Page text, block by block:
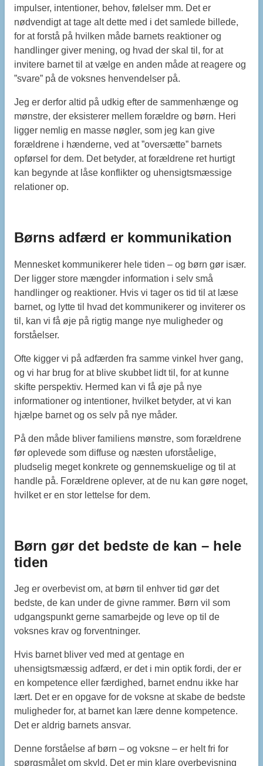
impulser, intentioner, behov, følelser mm. Det er
nødvendigt at tage alt dette med i det samlede billede,
for at forstå på hvilken måde barnets reaktioner og
handlinger giver mening, og hvad der skal til, for at
invitere barnet til at vælge en anden måde at reagere og
”svare” på de voksnes henvendelser på.
Jeg er derfor altid på udkig efter de sammenhænge og
mønstre, der eksisterer mellem forældre og børn. Heri
ligger nemlig en masse nøgler, som jeg kan give
forældrene i hænderne, ved at ”oversætte” barnets
opførsel for dem. Det betyder, at forældrene ret hurtigt
kan begynde at låse konflikter og uhensigtsmæssige
relationer op.
Børns adfærd er kommunikation
Mennesket kommunikerer hele tiden – og børn gør især.
Der ligger store mængder information i selv små
handlinger og reaktioner. Hvis vi tager os tid til at læse
barnet, og lytte til hvad det kommunikerer og inviterer os
til, kan vi få øje på rigtig mange nye muligheder og
forståelser.
Ofte kigger vi på adfærden fra samme vinkel hver gang,
og vi har brug for at blive skubbet lidt til, for at kunne
skifte perspektiv. Hermed kan vi få øje på nye
informationer og intentioner, hvilket betyder, at vi kan
hjælpe barnet og os selv på nye måder.
På den måde bliver familiens mønstre, som forældrene
før oplevede som diffuse og næsten uforståelige,
pludselig meget konkrete og gennemskuelige og til at
handle på. Forældrene oplever, at de nu kan gøre noget,
hvilket er en stor lettelse for dem.
Børn gør det bedste de kan – hele
tiden
Jeg er overbevist om, at børn til enhver tid gør det
bedste, de kan under de givne rammer. Børn vil som
udgangspunkt gerne samarbejde og leve op til de
voksnes krav og forventninger.
Hvis barnet bliver ved med at gentage en
uhensigtsmæssig adfærd, er det i min optik fordi, der er
en kompetence eller færdighed, barnet endnu ikke har
lært. Det er en opgave for de voksne at skabe de bedste
muligheder for, at barnet kan lære denne kompetence.
Det er aldrig barnets ansvar.
Denne forståelse af børn – og voksne – er helt fri for
spørgsmålet om skyld. Det er min klare overbevisning